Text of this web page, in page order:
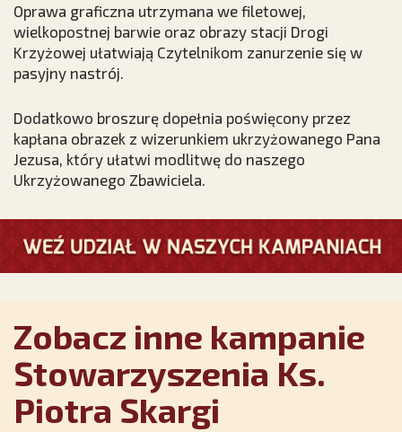
Oprawa graficzna utrzymana we filetowej,
wielkopostnej barwie oraz obrazy stacji Drogi
Krzyżowej ułatwiają Czytelnikom zanurzenie się w
pasyjny nastrój.
Dodatkowo broszurę dopełnia poświęcony przez
kapłana obrazek z wizerunkiem ukrzyżowanego Pana
Jezusa, który ułatwi modlitwę do naszego
Ukrzyżowanego Zbawiciela.
Zobacz inne kampanie
Stowarzyszenia Ks.
Piotra Skargi